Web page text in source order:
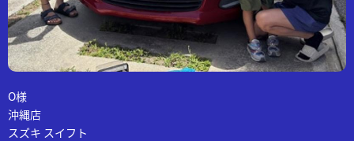
O様
沖縄店
スズキ スイフト